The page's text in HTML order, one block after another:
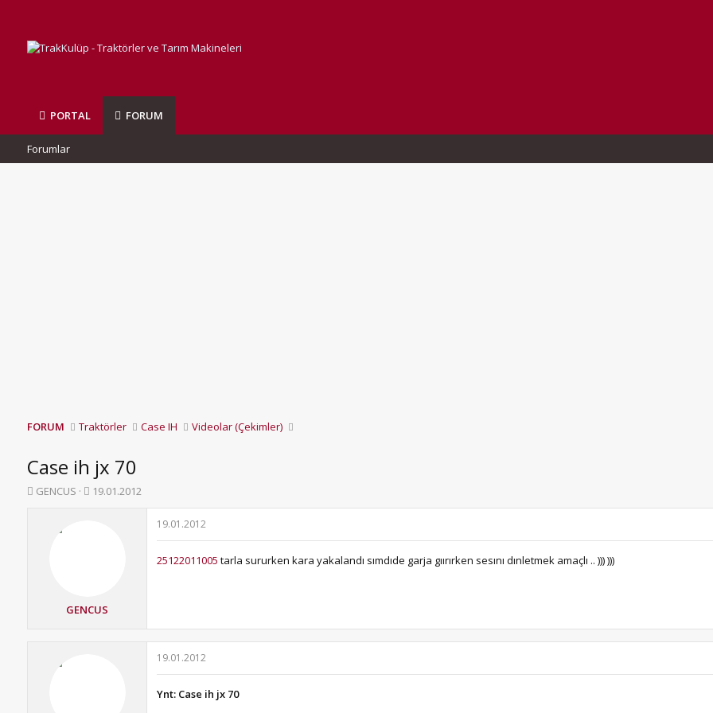
PORTAL FORUM
Forumlar
FORUM Traktörler Case IH Videolar (Çekimler)
Case ih jx 70
K
GENCUS
B
ç
19.01.2012
GENCUS
19.01.2012
25122011005 tarla sururken kara yakalandı sımdıde garja gıırırken sesını dınletmek amaçlı .. ))) )))
19.01.2012
Ynt: Case ih jx 70